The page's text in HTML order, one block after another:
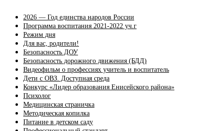
2026 — Год единства народов России
Программа воспитания 2021-2022 уч.г
Режим дня
Для вас, родители!
Безопасность ДОУ
Безопасность дорожного движения (БДД)
Видеофильм о профессиях учитель и воспитатель
Дети с ОВЗ. Доступная среда
Конкурс «Лидер образования Енисейского района»
Психолог
Медицинская страничка
Методическая копилка
Питание в детском саду